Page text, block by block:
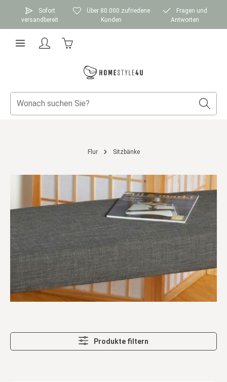
Zum Hauptinhalt springen
Sofort
versandbereit
Über 80.000 zufriedene
Kunden
Fragen und
Antworten
Flur Sitzbänke
Produkte filtern